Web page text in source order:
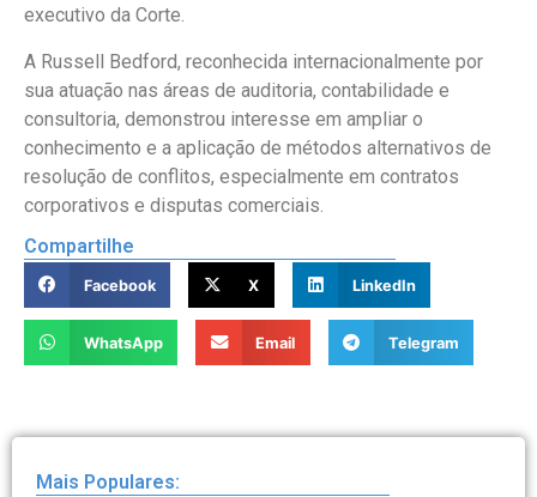
executivo da Corte.
A Russell Bedford, reconhecida internacionalmente por
sua atuação nas áreas de auditoria, contabilidade e
consultoria, demonstrou interesse em ampliar o
conhecimento e a aplicação de métodos alternativos de
resolução de conflitos, especialmente em contratos
corporativos e disputas comerciais.
Compartilhe
Facebook X LinkedIn
WhatsApp Email Telegram
Mais Populares: